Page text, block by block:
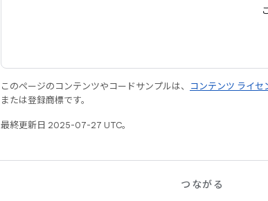
このページのコンテンツやコードサンプルは、 コンテンツ ライセ
または登録商標です。
最終更新日 2025-07-27 UTC。
つながる